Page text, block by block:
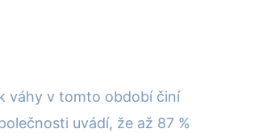
váhy v tomto období činí
uvádí, že až 87 %